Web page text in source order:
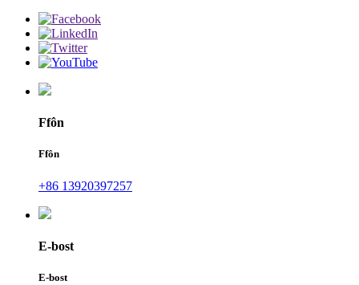
Ffôn
Ffôn
+86 13920397257
E-bost
E-bost